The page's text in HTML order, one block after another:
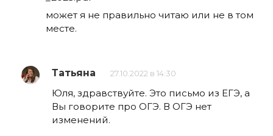
может я не правильно читаю или не в том
месте.
Татьяна 27.10.2022 в 14:30
Юля, здравствуйте. Это письмо из ЕГЭ, а
Вы говорите про ОГЭ. В ОГЭ нет
изменений.